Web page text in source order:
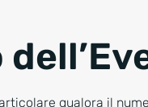
qualora il